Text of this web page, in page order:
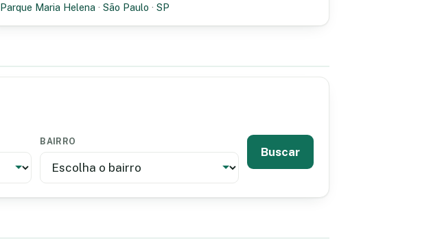
Parque Maria Helena ·São Paulo ·SP
BAIRRO
Buscar